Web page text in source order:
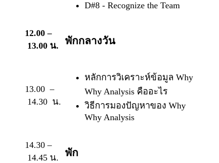
D#8 - Recognize the Team
12.00 –
13.00 น.
พักกลางวัน
13.00 –
14.30 น.
หลักการวิเคราะห์ข้อมูล Why
Why Analysis คืออะไร
วิธีการมองปัญหาของ Why
Why Analysis
14.30 –
14.45 น.
พัก